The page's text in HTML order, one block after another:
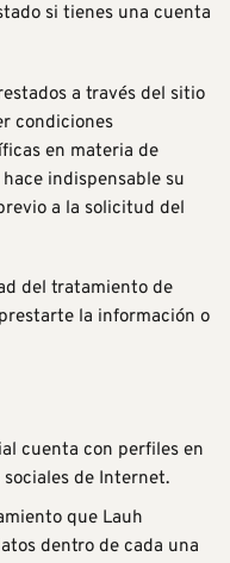
si tienes una cuenta
a través del sitio
condiciones
en materia de
indispensable su
a la solicitud del
del tratamiento de
la información o
cuenta con perfiles en
de Internet.
que Lauh
dentro de cada una